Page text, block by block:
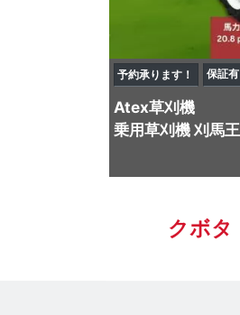
予約承ります！ 保証有
Atex草刈機
乗用草刈機 刈馬
クボタ